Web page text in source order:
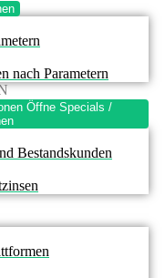
nach Parametern
Öffne Specials /
Bestandskunden